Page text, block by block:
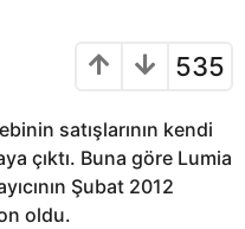
535
satışlarının kendi
çıktı. Buna göre Lumia
Şubat 2012
oldu.